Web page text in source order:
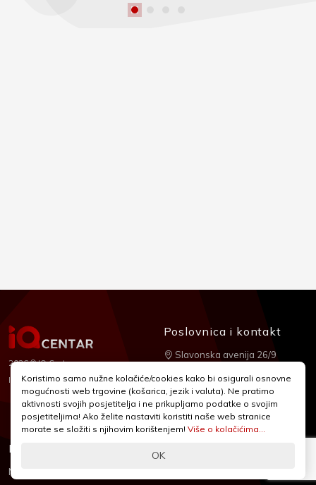
2026 © IQ Centar
Izrada:Nubilus
Informacije
Novosti & Promocije
Podrška
Poslovnica i kontakt
Slavonska avenija 26/9
+385 1 2455 950
webshop@iqcentar.hr
Pon - Pet od 9 - 17h
Koristimo samo nužne kolačiće/cookies kako bi osigurali osnovne
mogućnosti web trgovine (košarica, jezik i valuta). Ne pratimo
aktivnosti svojih posjetitelja i ne prikupljamo podatke o svojim
posjetiteljima! Ako želite nastaviti koristiti naše web stranice
morate se složiti s njihovim korištenjem! Više o kolačićima...
OK